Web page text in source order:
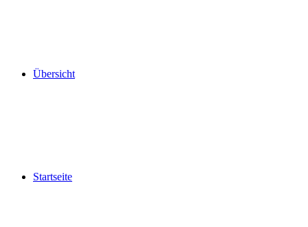
Übersicht
Startseite